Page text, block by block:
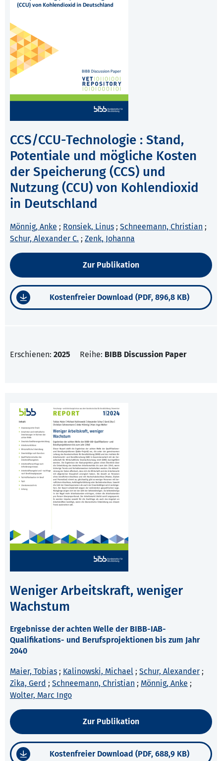
CCS/CCU-Technologie : Stand,
Potentiale und mögliche Kosten
der Speicherung (CCS) und
Nutzung (CCU) von Kohlendioxid
in Deutschland
Mönnig, Anke ; Ronsiek, Linus ; Schneemann, Christian ;
Schur, Alexander C. ; Zenk, Johanna
Zur Publikation
Kostenfreier Download (PDF, 896,8 KB)
Erschienen: 2025 Reihe: BIBB Discussion Paper
Weniger Arbeitskraft, weniger
Wachstum
Ergebnisse der achten Welle der BIBB-IAB-
Qualifikations- und Berufsprojektionen bis zum Jahr
2040
Maier, Tobias ; Kalinowski, Michael ; Schur, Alexander ;
Zika, Gerd ; Schneemann, Christian ; Mönnig, Anke ;
Wolter, Marc Ingo
Zur Publikation
Kostenfreier Download (PDF, 688,9 KB)